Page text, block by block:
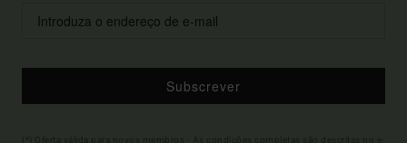
Subscrever